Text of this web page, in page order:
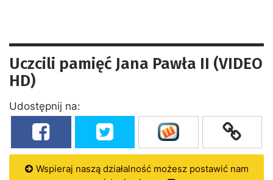
Uczcili pamięć Jana Pawła II (VIDEO
HD)
Udostępnij na:
Wspieraj naszą działalność możesz postawić nam